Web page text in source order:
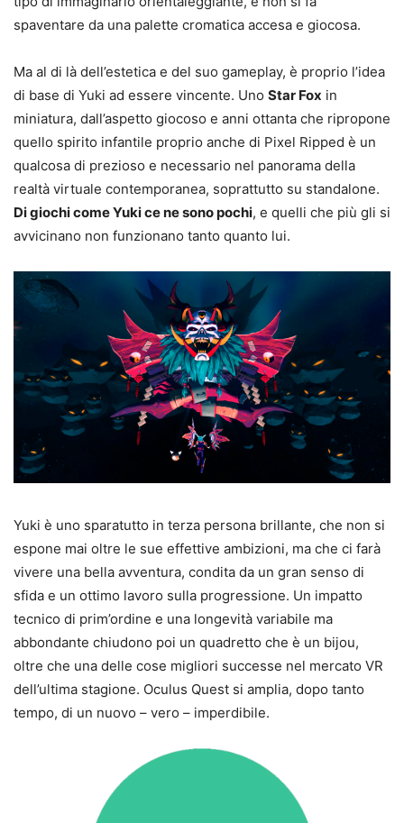
spaventare da una palette cromatica accesa e giocosa.
Ma al di là dell’estetica e del suo gameplay, è proprio l’idea
di base di Yuki ad essere vincente. Uno Star Fox in
miniatura, dall’aspetto giocoso e anni ottanta che ripropone
quello spirito infantile proprio anche di Pixel Ripped è un
qualcosa di prezioso e necessario nel panorama della
realtà virtuale contemporanea, soprattutto su standalone.
Di giochi come Yuki ce ne sono pochi, e quelli che più gli si
avvicinano non funzionano tanto quanto lui.
Yuki è uno sparatutto in terza persona brillante, che non si
espone mai oltre le sue effettive ambizioni, ma che ci farà
vivere una bella avventura, condita da un gran senso di
sfida e un ottimo lavoro sulla progressione. Un impatto
tecnico di prim’ordine e una longevità variabile ma
abbondante chiudono poi un quadretto che è un bijou,
oltre che una delle cose migliori successe nel mercato VR
dell’ultima stagione. Oculus Quest si amplia, dopo tanto
tempo, di un nuovo – vero – imperdibile.